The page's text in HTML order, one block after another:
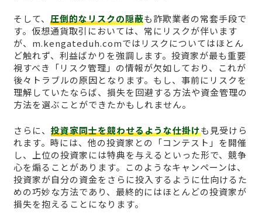
そして、 圧倒的なリスクの隠蔽も詐欺業者の常套手段で
す。仮想通貨取引においては、常にリスクが伴います
が、m.kengateduh.comではリスクについてはほとん
ど触れず、利益ばかりを強調します。投資家が最も重要
視すべき「リスク管理」の情報が欠如しており、これが
後々トラブルの原因となります。もし、事前にリスクを
理解していたならば、損失を回避する方法や資金管理の
方法を選ぶことができたかもしれません。
さらに、 投資家同士を競わせるような仕掛けも見受けら
れます。時には、他の投資家との「コンテスト」を開催
し、上位の投資家には特典を与えるといった形で、競争
心を煽ることがあります。このようなキャンペーンは、
投資家が自分の資金をさらに投入するように仕向けるた
めの巧妙な方法であり、最終的にはほとんどの投資家が
損失を抱えることになります。